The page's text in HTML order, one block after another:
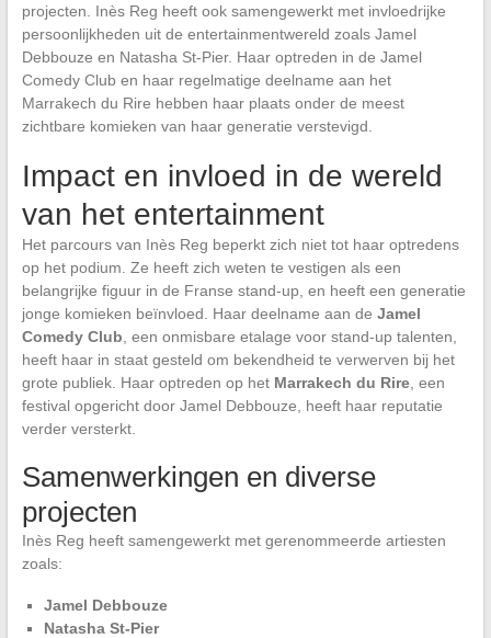
projecten. Inès Reg heeft ook samengewerkt met invloedrijke
persoonlijkheden uit de entertainmentwereld zoals Jamel
Debbouze en Natasha St-Pier. Haar optreden in de Jamel
Comedy Club en haar regelmatige deelname aan het
Marrakech du Rire hebben haar plaats onder de meest
zichtbare komieken van haar generatie verstevigd.
Impact en invloed in de wereld
van het entertainment
Het parcours van Inès Reg beperkt zich niet tot haar optredens
op het podium. Ze heeft zich weten te vestigen als een
belangrijke figuur in de Franse stand-up, en heeft een generatie
jonge komieken beïnvloed. Haar deelname aan de Jamel
Comedy Club , een onmisbare etalage voor stand-up talenten,
heeft haar in staat gesteld om bekendheid te verwerven bij het
grote publiek. Haar optreden op het Marrakech du Rire, een
festival opgericht door Jamel Debbouze, heeft haar reputatie
verder versterkt.
Samenwerkingen en diverse
projecten
Inès Reg heeft samengewerkt met gerenommeerde artiesten
zoals:
Jamel Debbouze
Natasha St-Pier